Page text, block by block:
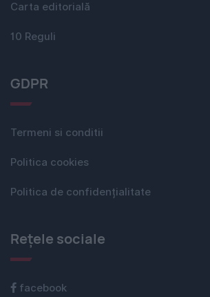
Carta editorială
10 Reguli
GDPR
Termeni si conditii
Politica cookies
Politica de confidențialitate
Rețele sociale
facebook